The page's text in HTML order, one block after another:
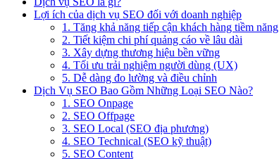
Lợi ích của dịch vụ SEO đối với doanh nghiệp
1. Tăng khả năng tiếp cận khách hàng tiềm năng
2. Tiết kiệm chi phí quảng cáo về lâu dài
3. Xây dựng thương hiệu bền vững
4. Tối ưu trải nghiệm người dùng (UX)
5. Dễ dàng đo lường và điều chỉnh
Dịch Vụ SEO Bao Gồm Những Loại SEO Nào?
1. SEO Onpage
2. SEO Offpage
3. SEO Local (SEO địa phương)
4. SEO Technical (SEO kỹ thuật)
5. SEO Content